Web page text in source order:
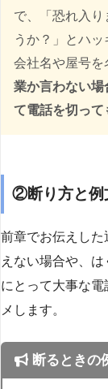
で、「恐れ入り
うか？」とハッ
会社名や屋号を
業か言わない場
て電話を切って
②断り方と例
前章でお伝えし
えない場合や、
にとって大事な
メします。
断るときの